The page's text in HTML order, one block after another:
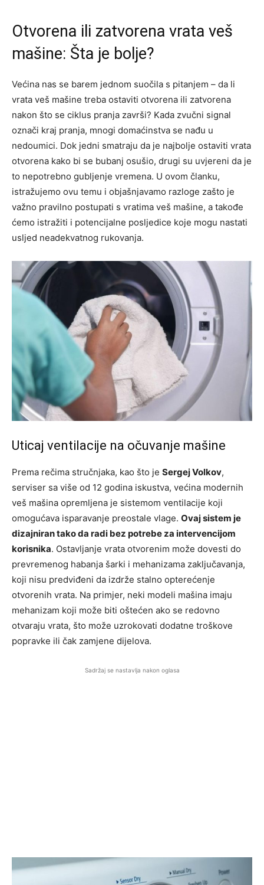
Otvorena ili zatvorena vrata veš
mašine: Šta je bolje?
Većina nas se barem jednom suočila s pitanjem – da li
vrata veš mašine treba ostaviti otvorena ili zatvorena
nakon što se ciklus pranja završi? Kada zvučni signal
označi kraj pranja, mnogi domaćinstva se nađu u
nedoumici. Dok jedni smatraju da je najbolje ostaviti vrata
otvorena kako bi se bubanj osušio, drugi su uvjereni da je
to nepotrebno gubljenje vremena. U ovom članku,
istražujemo ovu temu i objašnjavamo razloge zašto je
važno pravilno postupati s vratima veš mašine, a takođe
ćemo istražiti i potencijalne posljedice koje mogu nastati
usljed neadekvatnog rukovanja.
Uticaj ventilacije na očuvanje mašine
Prema rečima stručnjaka, kao što je Sergej Volkov,
serviser sa više od 12 godina iskustva, većina modernih
veš mašina opremljena je sistemom ventilacije koji
omogućava isparavanje preostale vlage. Ovaj sistem je
dizajniran tako da radi bez potrebe za intervencijom
korisnika. Ostavljanje vrata otvorenim može dovesti do
prevremenog habanja šarki i mehanizama zaključavanja,
koji nisu predviđeni da izdrže stalno opterećenje
otvorenih vrata. Na primjer, neki modeli mašina imaju
mehanizam koji može biti oštećen ako se redovno
otvaraju vrata, što može uzrokovati dodatne troškove
popravke ili čak zamjene dijelova.
Sadržaj se nastavlja nakon oglasa